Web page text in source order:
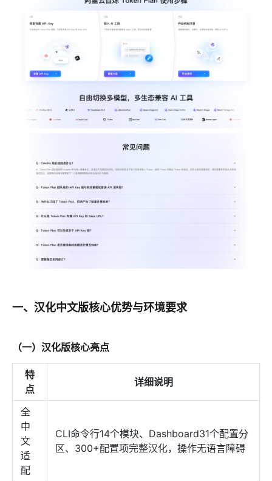
一、汉化中文版核心优势与环境要求
（一）汉化版核心亮点
特
点
详细说明
全
中
文
适
配
CLI命令行14个模块、Dashboard31个配置分
区、300+配置项完整汉化，操作无语言障碍